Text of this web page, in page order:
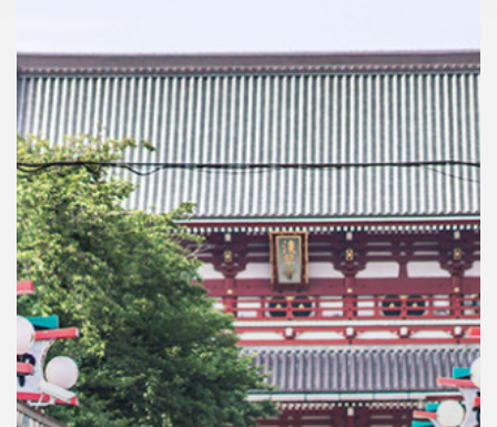
เพล
ย์
ลิ
สต์
ของ
คุณ
เพลง
บทความ